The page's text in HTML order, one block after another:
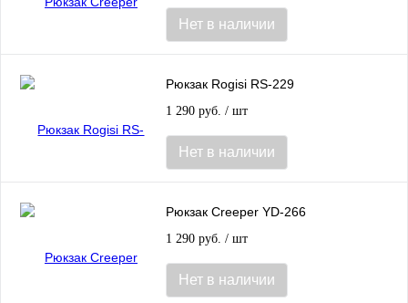
Нет в наличии
Рюкзак Rogisi RS-229
1 290 руб. / шт
Нет в наличии
Рюкзак Creeper YD-266
1 290 руб. / шт
Нет в наличии